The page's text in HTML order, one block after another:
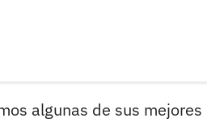
algunas de sus mejores